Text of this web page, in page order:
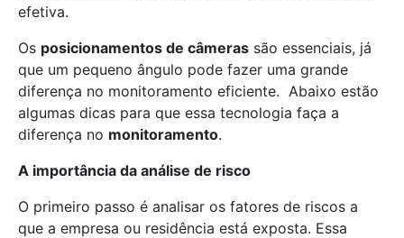
efetiva.
Os posicionamentos de câmeras são essenciais, já
que um pequeno ângulo pode fazer uma grande
diferença no monitoramento eficiente. Abaixo estão
algumas dicas para que essa tecnologia faça a
diferença no monitoramento.
A importância da análise de risco
O primeiro passo é analisar os fatores de riscos a
que a empresa ou residência está exposta. Essa